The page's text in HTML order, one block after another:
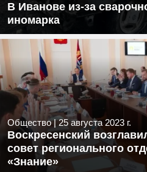
В Иванове из-за
иномарка
Общество|25 августа 2023 г.
Воскресенский
совет регионального
«Знание»